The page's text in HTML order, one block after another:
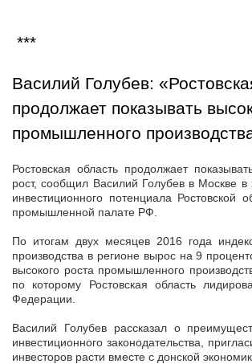
***
Василий Голубев:
продолжает показывать
промышленного
Ростовская область продолжает
рост, сообщил Василий Голубев в Москве в
инвестиционного потенциала Ростовской
промышленной палате РФ.
По итогам двух месяцев 2016 года
производства в регионе вырос на 9
высокого роста промышленного
по которому Ростовская область
Федерации.
Василий Голубев рассказал о
инвестиционного законодательства,
инвесторов расти вместе с донской